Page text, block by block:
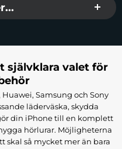
självklara valet för
Samsung och Sony
läderväska, skydda
din iPhone till en komplett
hörlurar. Möjligheterna
skal så mycket mer än bara